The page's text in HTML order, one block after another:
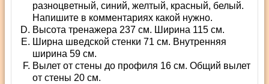
разноцветный, синий, желтый, красный, белый.
Напишите в комментариях какой нужно.
Высота тренажера 237 см. Ширина 115 см.
Ширна шведской стенки 71 см. Внутренняя
ширина 59 см.
Вылет от стены до профиля 16 см. Общий вылет
от стены 20 см.